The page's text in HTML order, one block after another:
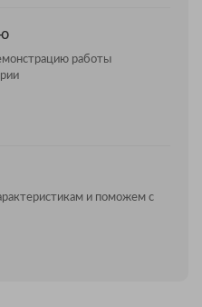
работы
и поможем с